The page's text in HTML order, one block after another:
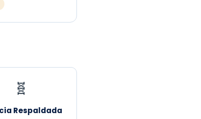
🧬
Respaldada